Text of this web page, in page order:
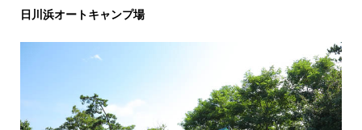
日川浜オートキャンプ場